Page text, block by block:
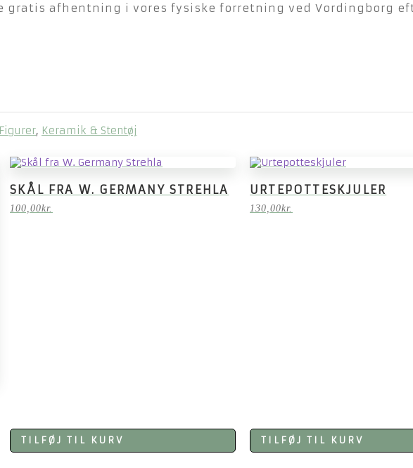
gratis afhentning i vores fysiske forretning ved Vordingborg
Figurer, Keramik & Stentøj
SKÅL FRA W. GERMANY STREHLA
100,00kr.
TILFØJ TIL KURV
URTEPOTTESKJULER
130,00kr.
TILFØJ TIL KURV